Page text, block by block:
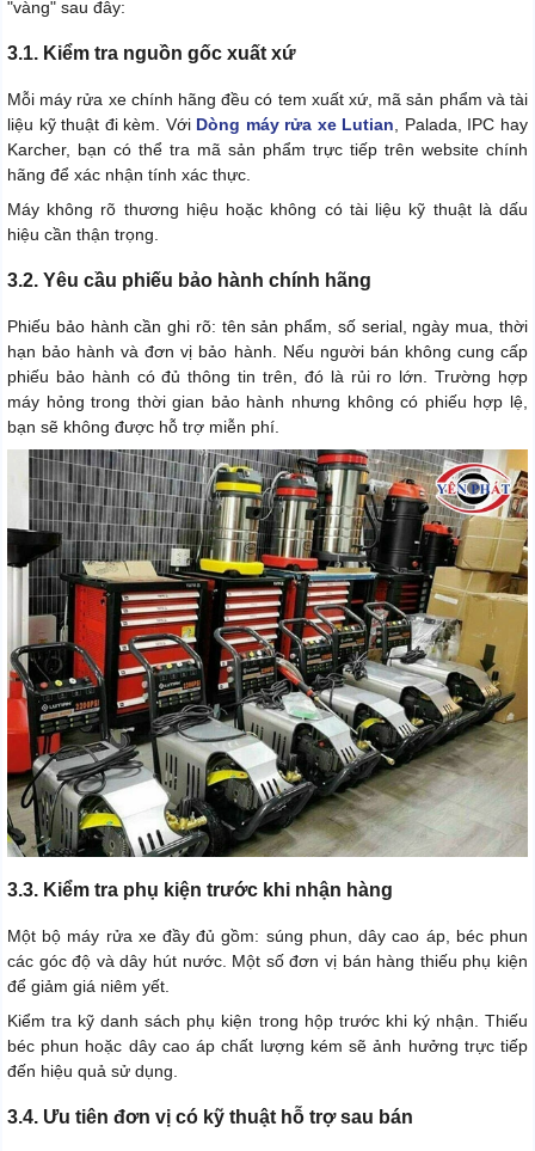
"vàng" sau đây:
3.1. Kiểm tra nguồn gốc xuất xứ
Mỗi máy rửa xe chính hãng đều có tem xuất xứ, mã sản phẩm và tài
liệu kỹ thuật đi kèm. Với Dòng máy rửa xe Lutian , Palada, IPC hay
Karcher, bạn có thể tra mã sản phẩm trực tiếp trên website chính
hãng để xác nhận tính xác thực.
Máy không rõ thương hiệu hoặc không có tài liệu kỹ thuật là dấu
hiệu cần thận trọng.
3.2. Yêu cầu phiếu bảo hành chính hãng
Phiếu bảo hành cần ghi rõ: tên sản phẩm, số serial, ngày mua, thời
hạn bảo hành và đơn vị bảo hành. Nếu người bán không cung cấp
phiếu bảo hành có đủ thông tin trên, đó là rủi ro lớn. Trường hợp
máy hỏng trong thời gian bảo hành nhưng không có phiếu hợp lệ,
bạn sẽ không được hỗ trợ miễn phí.
3.3. Kiểm tra phụ kiện trước khi nhận hàng
Một bộ máy rửa xe đầy đủ gồm: súng phun, dây cao áp, béc phun
các góc độ và dây hút nước. Một số đơn vị bán hàng thiếu phụ kiện
để giảm giá niêm yết.
Kiểm tra kỹ danh sách phụ kiện trong hộp trước khi ký nhận. Thiếu
béc phun hoặc dây cao áp chất lượng kém sẽ ảnh hưởng trực tiếp
đến hiệu quả sử dụng.
3.4. Ưu tiên đơn vị có kỹ thuật hỗ trợ sau bán